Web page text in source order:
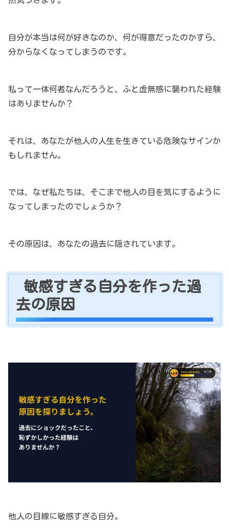
自分が本当は何が好きなのか、何が得意だったのかすら、
分からなくなってしまうのです。
私って一体何者なんだろうと、ふと虚無感に襲われた経験
はありませんか？
それは、あなたが他人の人生を生きている危険なサインか
もしれません。
では、なぜ私たちは、そこまで他人の目を気にするように
なってしまったのでしょうか？
その原因は、あなたの過去に隠されています。
敏感すぎる自分を作った過
去の原因
他人の目線に敏感すぎる自分。